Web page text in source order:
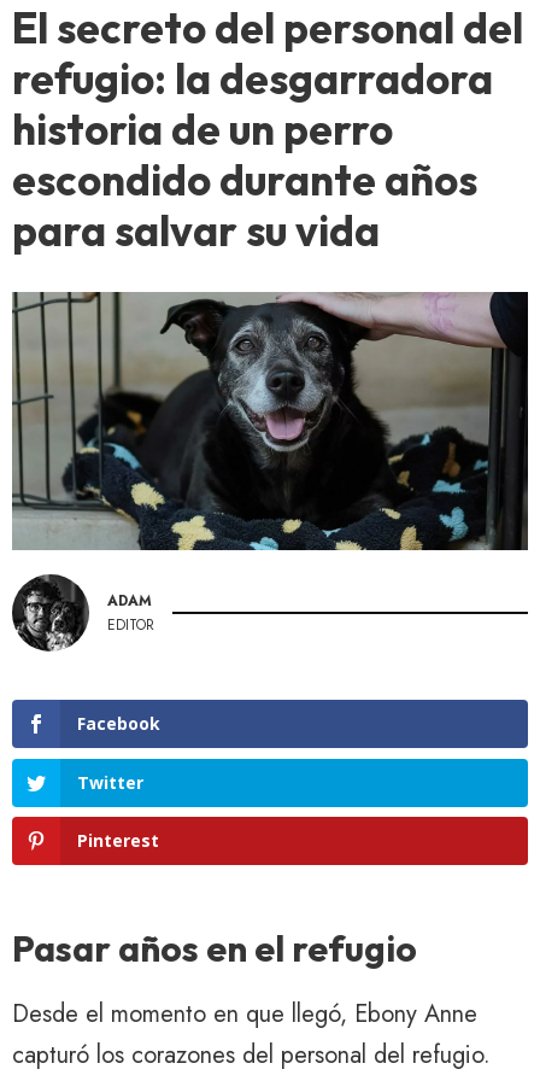
El secreto del personal del
refugio: la desgarradora
historia de un perro
escondido durante años
para salvar su vida
ADAM
EDITOR
Facebook
Twitter
Pinterest
Pasar años en el refugio
Desde el momento en que llegó, Ebony Anne
capturó los corazones del personal del refugio.